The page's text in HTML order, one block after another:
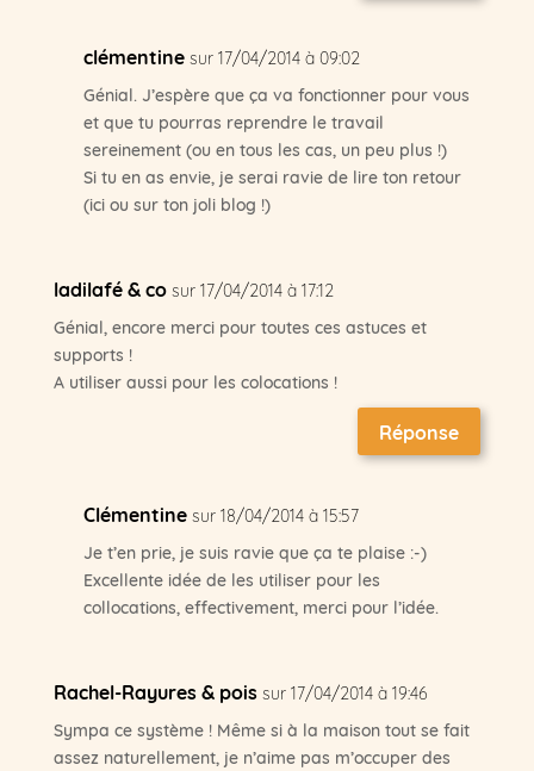
clémentine sur 17/04/2014 à 09:02
Génial. J’espère que ça va fonctionner pour vous
et que tu pourras reprendre le travail
sereinement (ou en tous les cas, un peu plus !)
Si tu en as envie, je serai ravie de lire ton retour
(ici ou sur ton joli blog !)
ladilafé & co sur 17/04/2014 à 17:12
Génial, encore merci pour toutes ces astuces et
supports !
A utiliser aussi pour les colocations !
Réponse
Clémentine sur 18/04/2014 à 15:57
Je t’en prie, je suis ravie que ça te plaise :-)
Excellente idée de les utiliser pour les
collocations, effectivement, merci pour l’idée.
Rachel-Rayures & pois sur 17/04/2014 à 19:46
Sympa ce système ! Même si à la maison tout se fait
assez naturellement, je n’aime pas m’occuper des